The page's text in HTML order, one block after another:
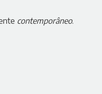
contemporâneo.